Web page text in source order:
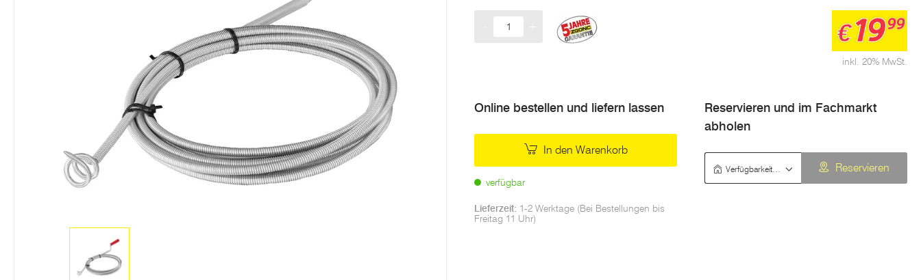
inkl. 20% MwSt.
€1999
Online bestellen und liefern lassen
In den Warenkorb
verfügbar
Lieferzeit: 1-2 Werktage (Bei Bestellungen bis
Freitag 11 Uhr)
Reservieren und im Fachmarkt
abholen
Reservieren